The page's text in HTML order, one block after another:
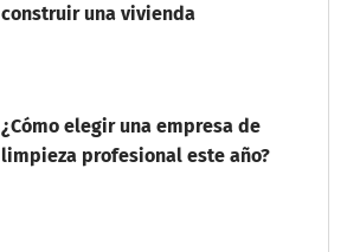
construir una vivienda
¿Cómo elegir una empresa de
limpieza profesional este año?